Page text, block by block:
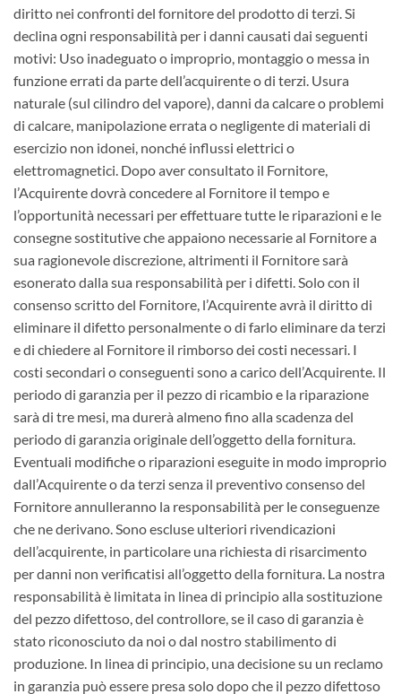
diritto nei confronti del fornitore del prodotto di terzi. Si
declina ogni responsabilità per i danni causati dai seguenti
motivi: Uso inadeguato o improprio, montaggio o messa in
funzione errati da parte dell’acquirente o di terzi. Usura
naturale (sul cilindro del vapore), danni da calcare o problemi
di calcare, manipolazione errata o negligente di materiali di
esercizio non idonei, nonché influssi elettrici o
elettromagnetici. Dopo aver consultato il Fornitore,
l’Acquirente dovrà concedere al Fornitore il tempo e
l’opportunità necessari per effettuare tutte le riparazioni e le
consegne sostitutive che appaiono necessarie al Fornitore a
sua ragionevole discrezione, altrimenti il Fornitore sarà
esonerato dalla sua responsabilità per i difetti. Solo con il
consenso scritto del Fornitore, l’Acquirente avrà il diritto di
eliminare il difetto personalmente o di farlo eliminare da terzi
e di chiedere al Fornitore il rimborso dei costi necessari. I
costi secondari o conseguenti sono a carico dell’Acquirente. Il
periodo di garanzia per il pezzo di ricambio e la riparazione
sarà di tre mesi, ma durerà almeno fino alla scadenza del
periodo di garanzia originale dell’oggetto della fornitura.
Eventuali modifiche o riparazioni eseguite in modo improprio
dall’Acquirente o da terzi senza il preventivo consenso del
Fornitore annulleranno la responsabilità per le conseguenze
che ne derivano. Sono escluse ulteriori rivendicazioni
dell’acquirente, in particolare una richiesta di risarcimento
per danni non verificatisi all’oggetto della fornitura. La nostra
responsabilità è limitata in linea di principio alla sostituzione
del pezzo difettoso, del controllore, se il caso di garanzia è
stato riconosciuto da noi o dal nostro stabilimento di
produzione. In linea di principio, una decisione su un reclamo
in garanzia può essere presa solo dopo che il pezzo difettoso